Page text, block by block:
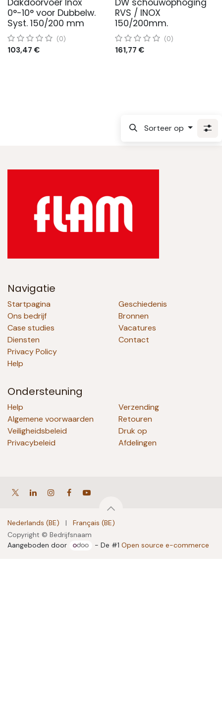
Dakdoorvoer Inox
0°-10° voor Dubbelw.
Syst. 150/200 mm
(0)
103,47 €
DW schouwophoging
RVS / INOX
150/200mm.
(0)
161,77 €
Sorteer op
Navigatie
Startpagina
Ons bedrijf
Case studies
Diensten
Privacy Policy
Help
Geschiedenis
Bronnen
Vacatures
Contact
Ondersteuning
Help
Algemene voorwaarden
Veiligheidsbeleid
Privacybeleid
Verzending
Retouren
Druk op
Afdelingen
Copyright © Bedrijfsnaam
Nederlands (BE) | Français (BE)
Aangeboden door - De #1Open source e-commerce